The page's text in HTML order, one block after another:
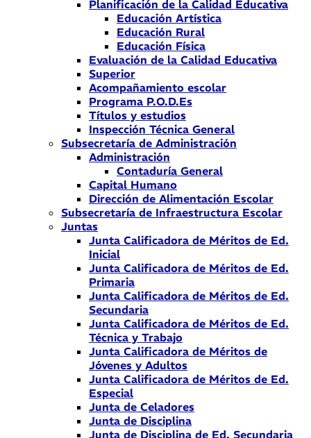
Planificación de la Calidad Educativa
Educación Artística
Educación Rural
Educación Física
Evaluación de la Calidad Educativa
Superior
Acompañamiento escolar
Programa P.O.D.Es
Títulos y estudios
Inspección Técnica General
Subsecretaría de Administración
Administración
Contaduría General
Capital Humano
Dirección de Alimentación Escolar
Subsecretaría de Infraestructura Escolar
Juntas
Junta Calificadora de Méritos de Ed.
Inicial
Junta Calificadora de Méritos de Ed.
Primaria
Junta Calificadora de Méritos de Ed.
Secundaria
Junta Calificadora de Méritos de Ed.
Técnica y Trabajo
Junta Calificadora de Méritos de
Jóvenes y Adultos
Junta Calificadora de Méritos de Ed.
Especial
Junta de Celadores
Junta de Disciplina
Junta de Disciplina de Ed. Secundaria